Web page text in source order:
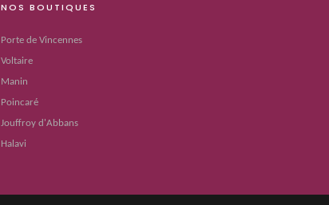
NOS BOUTIQUES
Porte de Vincennes
Voltaire
Manin
Poincaré
Jouffroy d'Abbans
Halavi